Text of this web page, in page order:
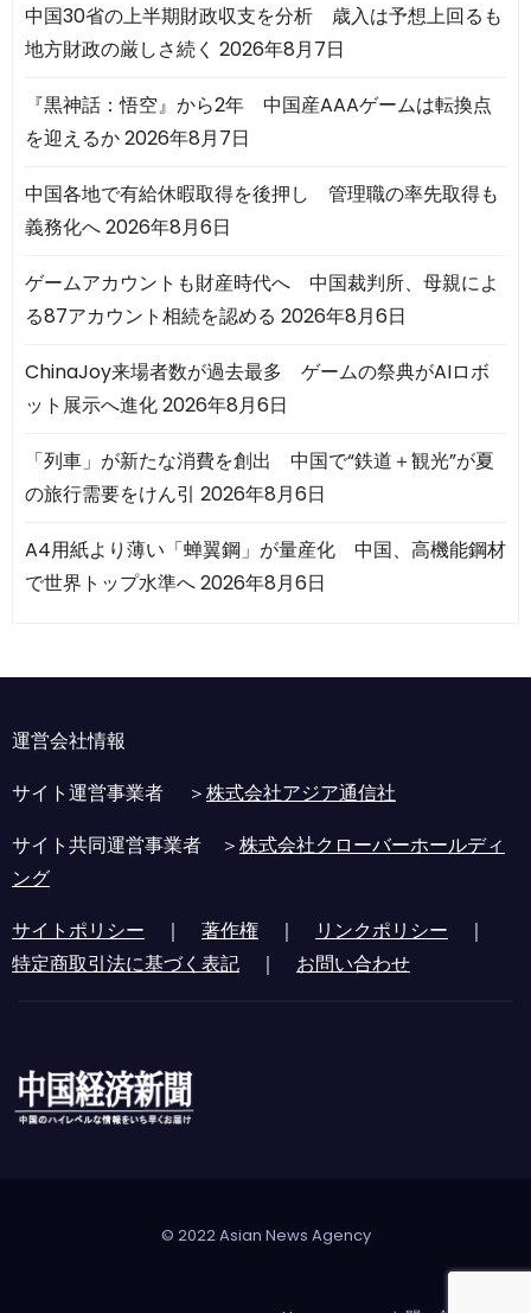
中国30省の上半期財政収支を分析 歳入は予想上回るも
地方財政の厳しさ続く 2026年8月7日
『黒神話：悟空』から2年 中国産AAAゲームは転換点
を迎えるか2026年8月7日
中国各地で有給休暇取得を後押し 管理職の率先取得も
義務化へ2026年8月6日
ゲームアカウントも財産時代へ 中国裁判所、母親によ
る87アカウント相続を認める 2026年8月6日
ChinaJoy来場者数が過去最多 ゲームの祭典がAIロボ
ット展示へ進化2026年8月6日
「列車」が新たな消費を創出 中国で“鉄道＋観光”が夏
の旅行需要をけん引 2026年8月6日
A4用紙より薄い「蝉翼鋼」が量産化 中国、高機能鋼材
で世界トップ水準へ2026年8月6日
運営会社情報
サイト運営事業者 ＞株式会社アジア通信社
サイト共同運営事業者 ＞株式会社クローバーホールディ
ング
サイトポリシー ｜ 著作権 ｜ リンクポリシー ｜
特定商取引法に基づく表記 ｜ お問い合わせ
© 2022 Asian News Agency